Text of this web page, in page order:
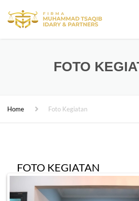
FOTO
Home Foto Kegiatan
FOTO KEGIATAN